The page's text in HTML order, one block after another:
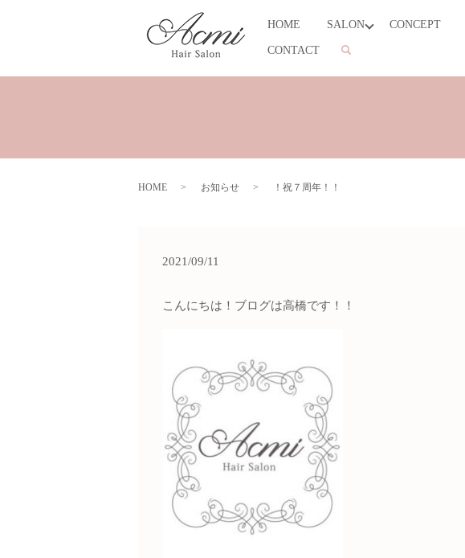
HOME SALON CONCEPT
CONTACT search
HOME お知らせ ！祝７周年！！
2021/09/11
こんにちは！ブログは高橋です！！